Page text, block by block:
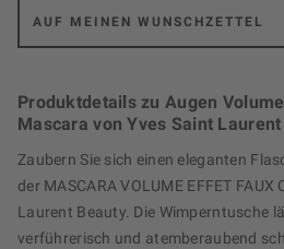
AUF MEINEN WUNSCHZETTEL
Produktdetails zu Augen
Mascara von Yves Saint Laurent
Zaubern Sie sich einen eleganten
der MASCARA VOLUME EFFET FAUX
Laurent Beauty. Die Wimperntusche
verführerisch und atemberaubend